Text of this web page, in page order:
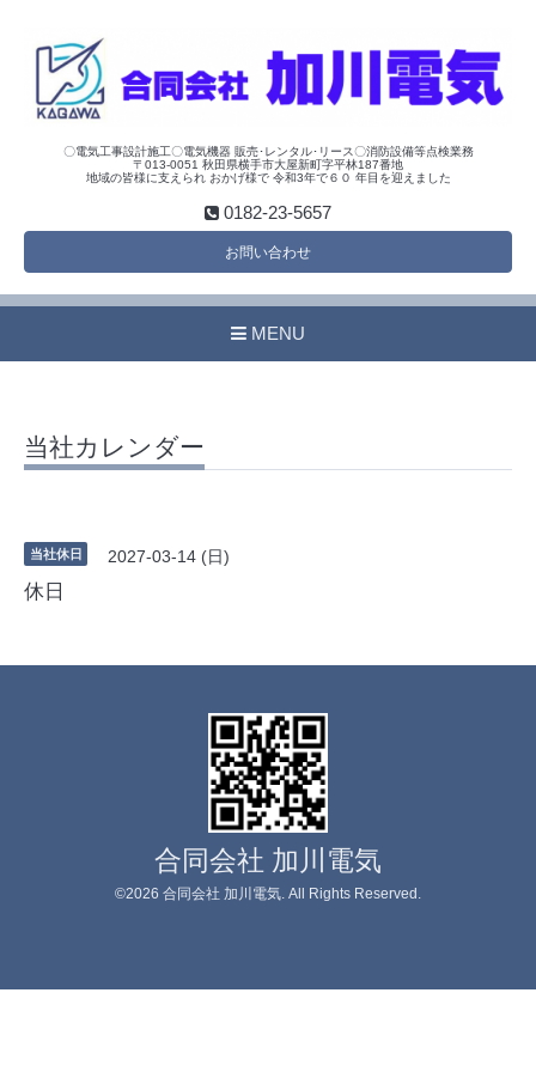
〇電気工事設計施工〇電気機器 販売･レンタル･リース〇消防設備等点検業務
〒013-0051 秋田県横手市大屋新町字平林187番地
地域の皆様に支えられ おかげ様で 令和3年で６０ 年目を迎えました
0182-23-5657
お問い合わせ
MENU
当社カレンダー
当社休日 2027-03-14 (日)
休日
合同会社 加川電気
©2026 合同会社 加川電気 . All Rights Reserved.